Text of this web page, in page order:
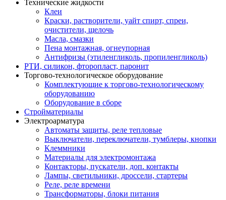
Технические жидкости
Клеи
Краски, растворители, уайт спирт, спреи,
очистители, щелочь
Масла, смазки
Пена монтажная, огнеупорная
Антифризы (этиленгликоль, пропиленгликоль)
РТИ, силикон, фторопласт, паронит
Торгово-технологическое оборудование
Комплектующие к торгово-технологическому
оборудованию
Оборудование в сборе
Стройматериалы
Электроарматура
Автоматы защиты, реле тепловые
Выключатели, переключатели, тумблеры, кнопки
Клеммники
Материалы для электромонтажа
Контакторы, пускатели, доп. контакты
Лампы, светильники, дроссели, стартеры
Реле, реле времени
Трансформаторы, блоки питания